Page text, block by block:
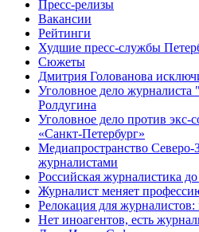
Пресс-релизы
Вакансии
Рейтинги
Худшие пресс-службы
Сюжеты
Дмитрия Голованова
Уголовное дело
Ролдугина
Уголовное дело против экс-
«Санкт-Петербург»
Медиапространство Северо-
журналистами
Российская журналистика
Журналист меняет
Релокация для журналистов:
Нет иноагентов, есть